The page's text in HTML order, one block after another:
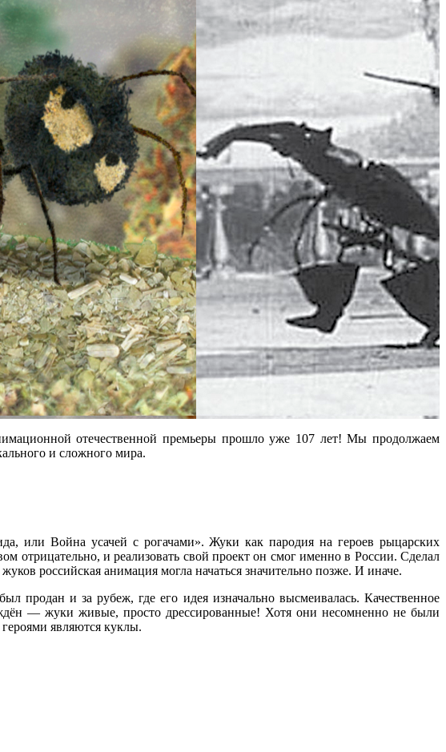
отечественной премьеры прошло уже 107 лет! Мы продолжаем
и сложного мира.
или Война усачей с рогачами». Жуки как пародия на героев рыцарских
отрицательно, и реализовать свой проект он смог именно в России. Сделал
российская анимация могла начаться значительно позже. И иначе.
и за рубеж, где его идея изначально высмеивалась. Качественное
— жуки живые, просто дрессированные! Хотя они несомненно не были
являются куклы.